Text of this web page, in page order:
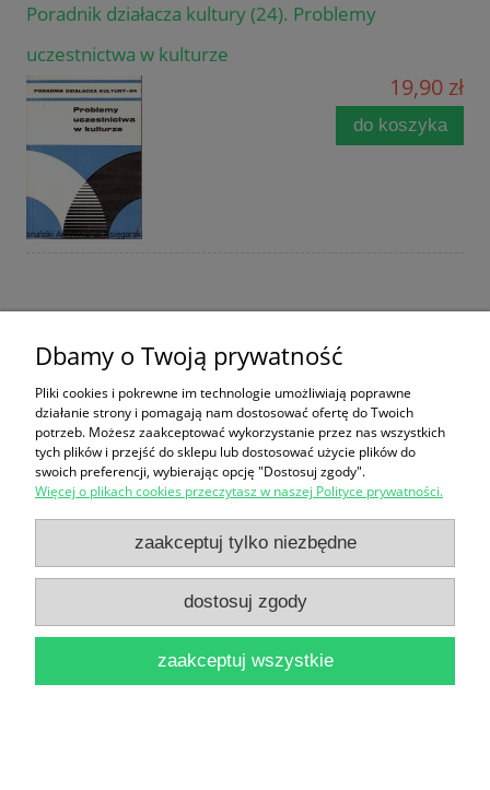
Poradnik działacza kultury (24). Problemy
uczestnictwa w kulturze
19,90 zł
do koszyka
(red.)
22,90 zł
do koszyka
Ciepłownictwo Poradnik : Regulacja automatyczna
urządzeń ciepłowniczych / Witold Chmielnicki
Dbamy o Twoją prywatność
Pliki cookies i pokrewne im technologie umożliwiają poprawne
działanie strony i pomagają nam dostosować ofertę do Twoich
potrzeb. Możesz zaakceptować wykorzystanie przez nas wszystkich
tych plików i przejść do sklepu lub dostosować użycie plików do
swoich preferencji, wybierając opcję "Dostosuj zgody".
Więcej o plikach cookies przeczytasz w naszej Polityce prywatności.
zaakceptuj tylko niezbędne
dostosuj zgody
zaakceptuj wszystkie